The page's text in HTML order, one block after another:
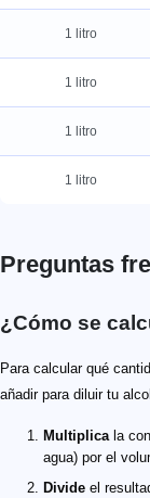
1 litro
1 litro
1 litro
1 litro
Preguntas
¿Cómo se
Para calcular qué
añadir para diluir tu
Multiplicala
agua) por el
Divide el